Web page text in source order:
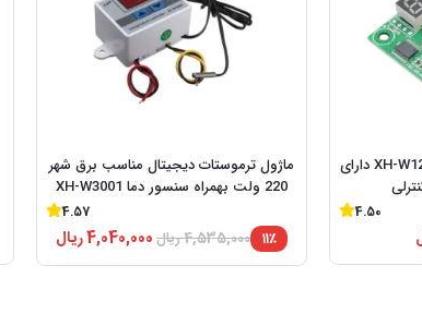
ماژول ترموستات دیجیتال XH-W1209 دارای
4.50
ماژول ترموستات دیجیتال مناسب برق شهر
220 ولت بهمراه سنسور دما XH-W3001
4.57
4,535,000ریال4,040,000ریال ۱۱٪